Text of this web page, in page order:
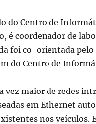
do Centro de
é coordenador de
foi co-orientada
do Centro de
vez maior de redes
em Ethernet
nos veículos.